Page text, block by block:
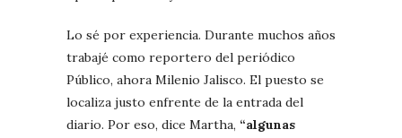
Lo sé por experiencia. Durante muchos años
trabajé como reportero del periódico
Público, ahora Milenio Jalisco. El puesto se
localiza justo enfrente de la entrada del
diario. Por eso, dice Martha, “algunas